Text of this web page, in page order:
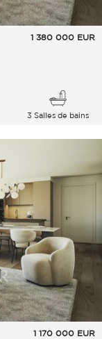
1 380 000 EUR
3 Salles de bains
1 170 000 EUR